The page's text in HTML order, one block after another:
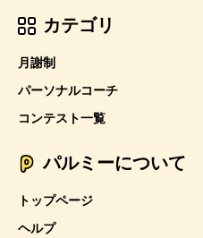
カテゴリ
月謝制
パーソナルコーチ
コンテスト一覧
パルミーについて
トップページ
ヘルプ